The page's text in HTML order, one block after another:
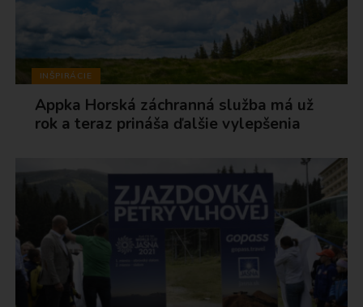
INŠPIRÁCIE
Appka Horská záchranná služba má už
rok a teraz prináša ďalšie vylepšenia